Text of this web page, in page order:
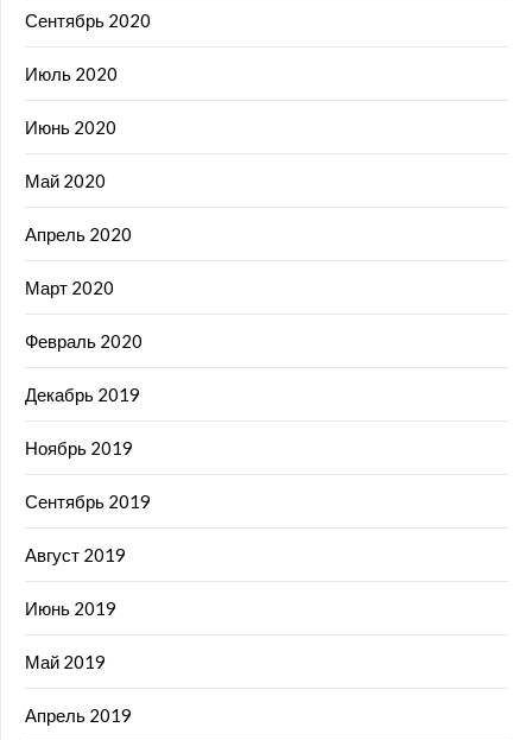
Сентябрь 2020
Июль 2020
Июнь 2020
Май 2020
Апрель 2020
Март 2020
Февраль 2020
Декабрь 2019
Ноябрь 2019
Сентябрь 2019
Август 2019
Июнь 2019
Май 2019
Апрель 2019